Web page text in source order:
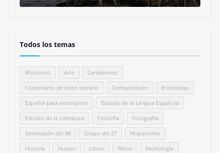
Todos los temas
Aforismos Arte Certámenes
Comentario de texto literario Comunicación Entrevistas
Español para extranjeros Estudio de la Lengua Española
Estudio de la Literatura Filosofía Fotografía
Generación del 98 Grupo del 27 Hispanismo
Historia Humor Libros Mitos Morfología